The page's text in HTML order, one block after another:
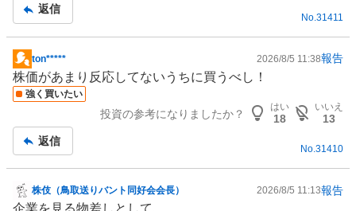
事
返信
No. 31411
掲
示
板
ton***** 2026/8/5 11:38報告
株価があまり反応してないうちに買うべし！
強く買いたい
投資の参考になりましたか？
はい
18
いいえ
13
返信
No.31410
掲
株伎（鳥取送りバント同好会会長） 2026/8/5 11:13報告